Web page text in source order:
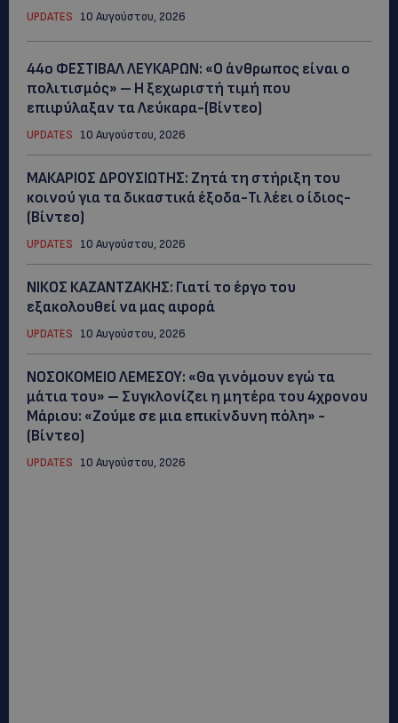
UPDATES 10 Αυγούστου, 2026
44ο ΦΕΣΤΙΒΑΛ ΛΕΥΚΑΡΩΝ: «Ο άνθρωπος είναι ο
πολιτισμός» – Η ξεχωριστή τιμή που
επιφύλαξαν τα Λεύκαρα-(Βίντεο)
UPDATES 10 Αυγούστου, 2026
ΜΑΚΑΡΙΟΣ ΔΡΟΥΣΙΩΤΗΣ: Ζητά τη στήριξη του
κοινού για τα δικαστικά έξοδα-Τι λέει ο ίδιος-
(Βίντεο)
UPDATES 10 Αυγούστου, 2026
ΝΙΚΟΣ ΚΑΖΑΝΤΖΑΚΗΣ: Γιατί το έργο του
εξακολουθεί να μας αφορά
UPDATES 10 Αυγούστου, 2026
ΝΟΣΟΚΟΜΕΙΟ ΛΕΜΕΣΟΥ: «Θα γινόμουν εγώ τα
μάτια του» – Συγκλονίζει η μητέρα του 4χρονου
Μάριου: «Ζούμε σε μια επικίνδυνη πόλη» -
(Βίντεο)
UPDATES 10 Αυγούστου, 2026